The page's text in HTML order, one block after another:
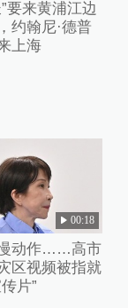
要来黄浦江边
约翰尼·德普
上海
00:18
动作……高市
区视频被指就
片”